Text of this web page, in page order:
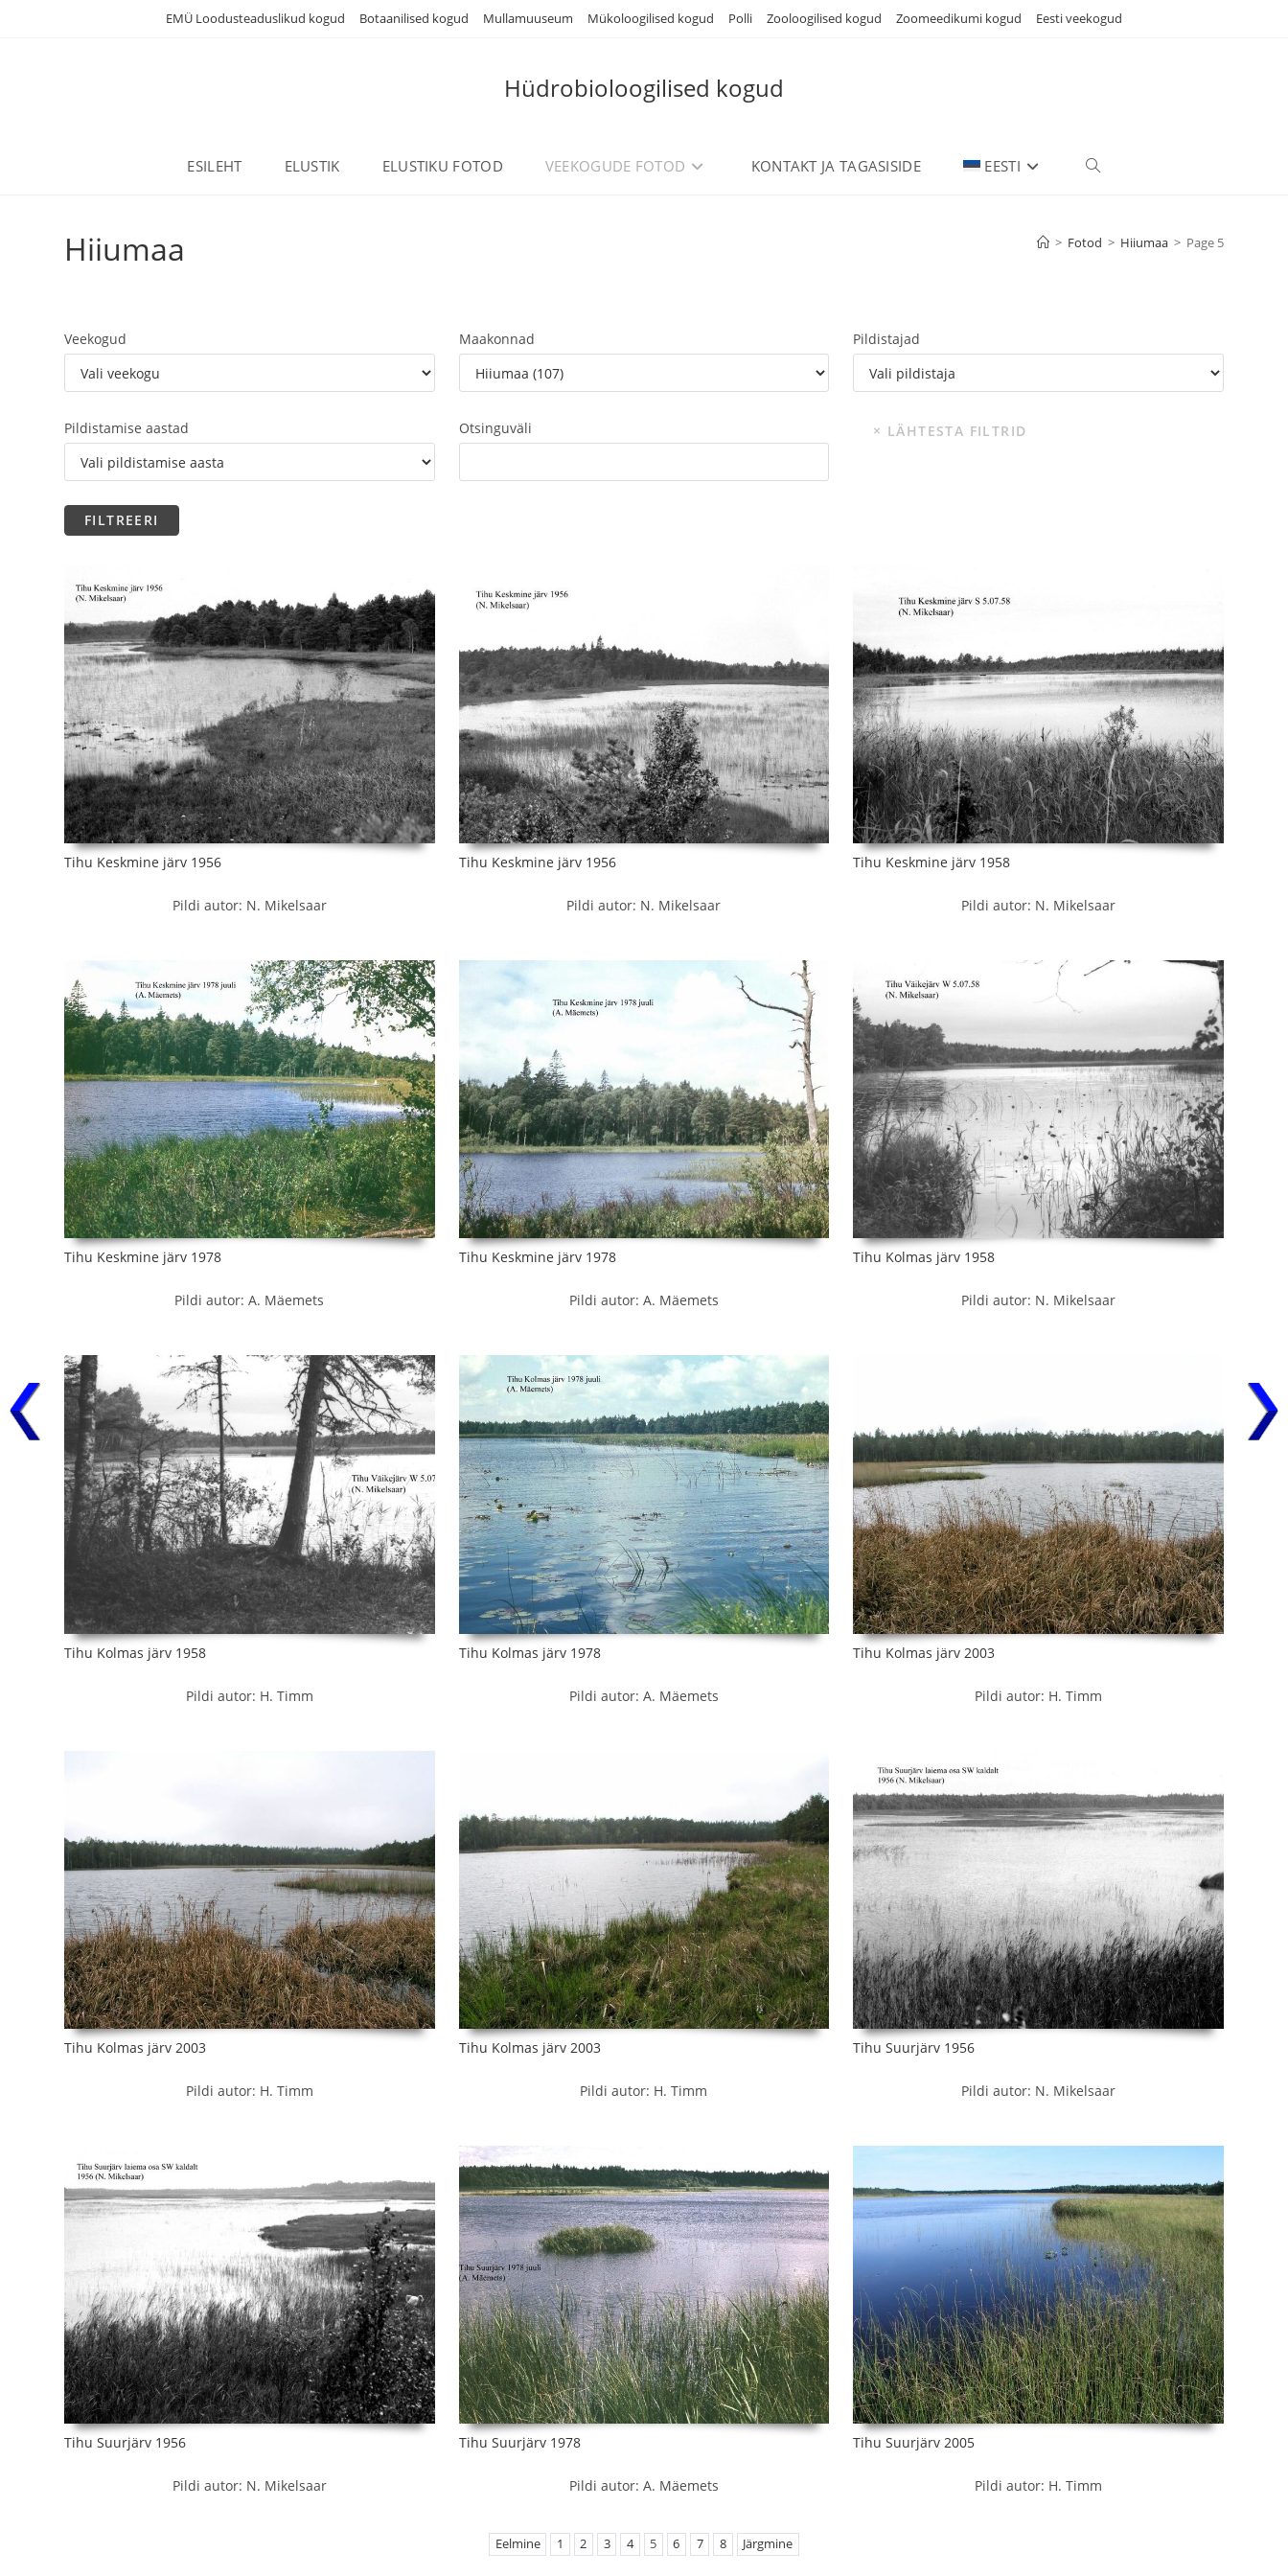
EMÜ Loodusteaduslikud kogud Botaanilised kogud Mullamuuseum Mükoloogilised kogud Polli Zooloogilised kogud Zoomeedikumi kogud Eesti veekogud
Hüdrobioloogilised kogud
ESILEHT ELUSTIK ELUSTIKU FOTOD VEEKOGUDE FOTOD KONTAKT JA TAGASISIDE EESTI TOGGLE
Hiiumaa > Fotod > Hiiumaa > Page 5
Veekogud Maakonnad Pildistajad
Pildistamise aastad Otsinguväli
Tihu Keskmine järv 1956
Pildi autor: N. Mikelsaar
Tihu Keskmine järv 1956
Pildi autor: N. Mikelsaar
Tihu Keskmine järv 1958
Pildi autor: N. Mikelsaar
Tihu Keskmine järv 1978
Pildi autor: A. Mäemets
Tihu Keskmine järv 1978
Pildi autor: A. Mäemets
Tihu Kolmas järv 1958
Pildi autor: N. Mikelsaar
Tihu Kolmas järv 1958
Pildi autor: H. Timm
Tihu Kolmas järv 1978
Pildi autor: A. Mäemets
Tihu Kolmas järv 2003
Pildi autor: H. Timm
Tihu Kolmas järv 2003
Pildi autor: H. Timm
Tihu Kolmas järv 2003
Pildi autor: H. Timm
Tihu Suurjärv 1956
Pildi autor: N. Mikelsaar
Tihu Suurjärv 1956
Pildi autor: N. Mikelsaar
Tihu Suurjärv 1978
Pildi autor: A. Mäemets
Tihu Suurjärv 2005
Pildi autor: H. Timm
Eelmine 1 2 3 4 5 6 7 8 Järgmine